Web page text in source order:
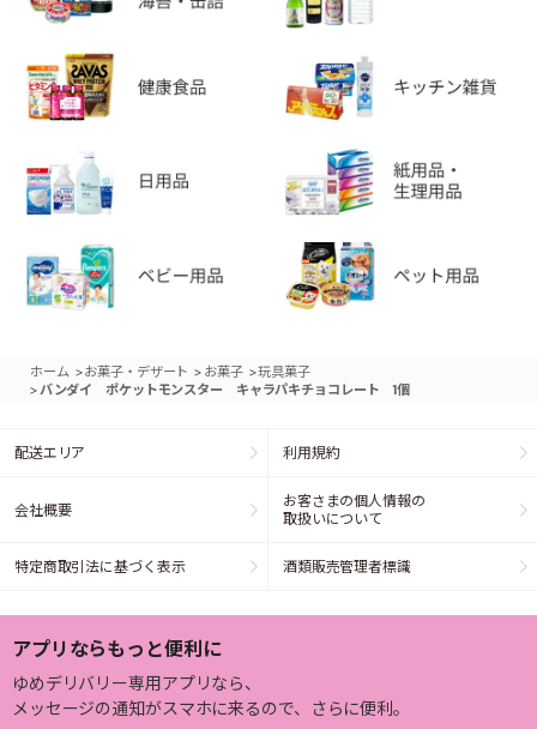
ホーム >お菓子・デザート > お菓子 >玩具菓子
> バンダイ ポケットモンスター キャラパキチョコレート 1個
配送エリア 利用規約
会社概要
お客さまの個人情報の
取扱いについて
特定商取引法に基づく表示 酒類販売管理者標識
アプリならもっと便利に
ゆめデリバリー専用アプリなら、
メッセージの通知がスマホに来るので、さらに便利。